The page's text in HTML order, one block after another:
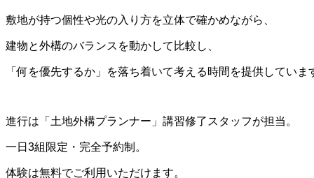
敷地が持つ個性や光の入り方を立体で確かめながら、
建物と外構のバランスを動かして比較し、
「何を優先するか」を落ち着いて考える時間を提供していま
進行は「土地外構プランナー」講習修了スタッフが担当。
一日3組限定・完全予約制。
体験は無料でご利用いただけます。